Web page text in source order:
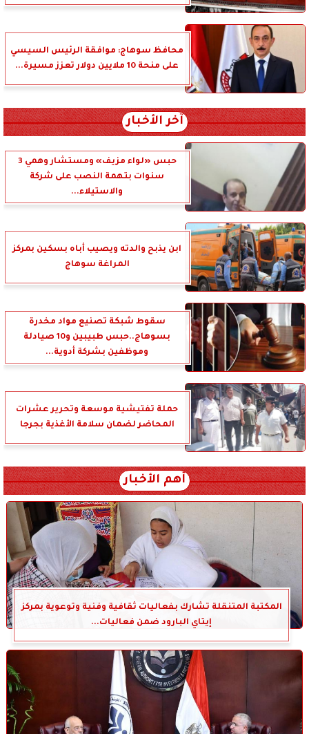
محافظ سوهاج: موافقة الرئيس السيسي
على منحة 10 ملايين دولار تعزز مسيرة...
آخر الأخبار
حبس «لواء مزيف» ومستشار وهمي 3
سنوات بتهمة النصب على شركة
والاستيلاء...
ابن يذبح والدته ويصيب أباه بسكين بمركز
المراغة سوهاج
سقوط شبكة تصنيع مواد مخدرة
بسوهاج..حبس طبيبين و10 صيادلة
وموظفين بشركة أدوية...
حملة تفتيشية موسعة وتحرير عشرات
المحاضر لضمان سلامة الأغذية بجرجا
أهم الأخبار
المكتبة المتنقلة تشارك بفعاليات ثقافية وفنية وتوعوية بمركز
إيتاي البارود ضمن فعاليات...